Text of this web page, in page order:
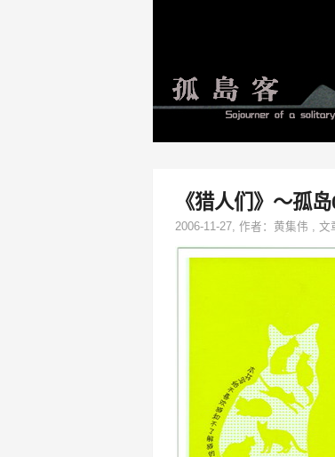
《猎人们》～孤
2006-11-27, 作者： 黄集伟 , 文